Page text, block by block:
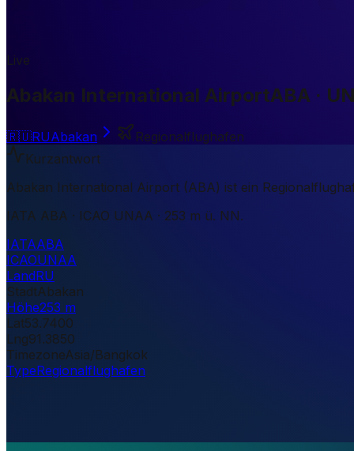
Live
Abakan International AirportABA ·
🇷🇺RUAbakan
Regionalflughafen
Kurzantwort
Abakan International Airport (ABA) ist ein
IATA ABA · ICAO UNAA · 253 m ü. NN.
IATAABA
ICAOUNAA
LandRU
StadtAbakan
Höhe253 m
Lat53.7400
Lng91.3850
TimezoneAsia/Bangkok
TypeRegionalflughafen